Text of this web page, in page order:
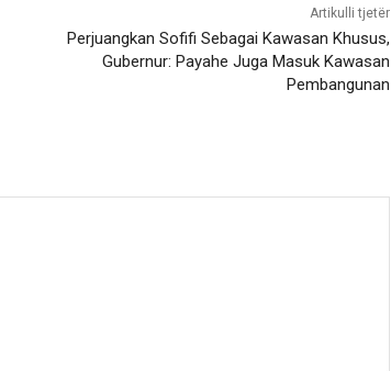
Artikulli tjetër
Perjuangkan Sofifi Sebagai Kawasan Khusus,
Gubernur: Payahe Juga Masuk Kawasan
Pembangunan